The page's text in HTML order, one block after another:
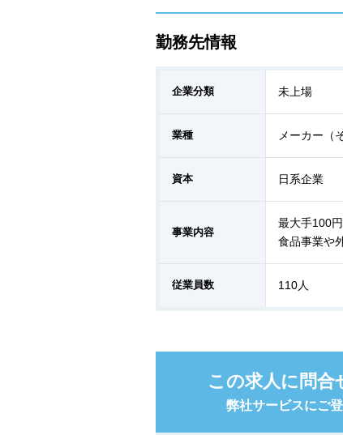
勤務先情報
企業分類 未上場
業種 メーカー（
資本 日系企業
事業内容
最大手100
食品事業や
従業員数 110人
この求人に問合
弊社サービスにご登